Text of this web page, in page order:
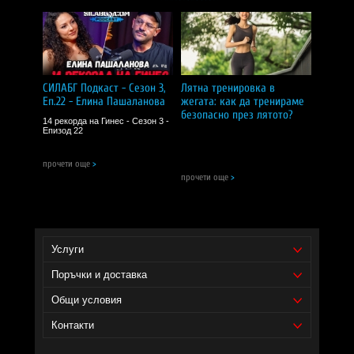
480 мл. вода или сок. За постигане на най-добри
резултати, консумирайте продукта преди, по време и
след интензивна тренировка. Удвоете тази доза, в
случай че се занимавате с усилени упражнения в
продължение на 2 или повече часове.
Съставки:
Carbo Powder
Забележки:
Пазете далеч от деца!
СИЛАБГ Подкаст - Сезон 3,
Еп.22 - Елина Пашаланова
14 рекорда на Гинес - Сезон 3 -
Епизод 22
прочети още >
Лятна тренировка в
жегата: как да тренираме
безопасно през лятото?
прочети още >
Услуги
Поръчки и доставка
Общи условия
Контакти